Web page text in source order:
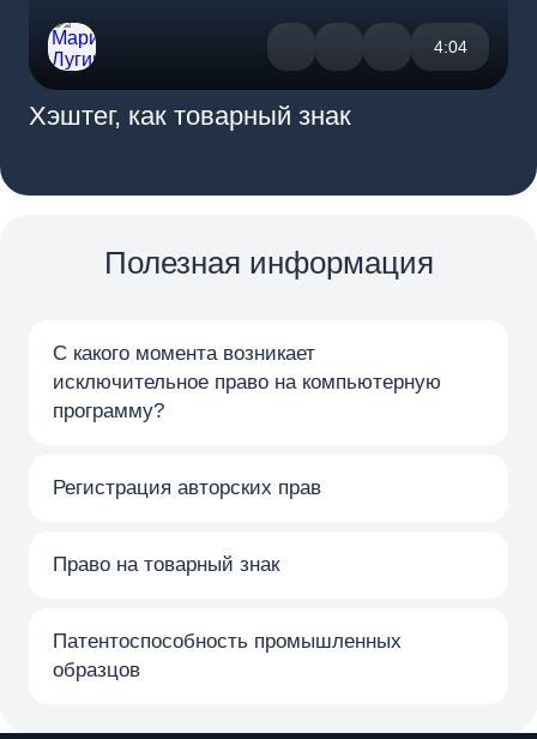
4:04
Хэштег, как товарный знак
Полезная информация
С какого момента возникает
исключительное право на компьютерную
программу?
Регистрация авторских прав
Право на товарный знак
Патентоспособность промышленных
образцов